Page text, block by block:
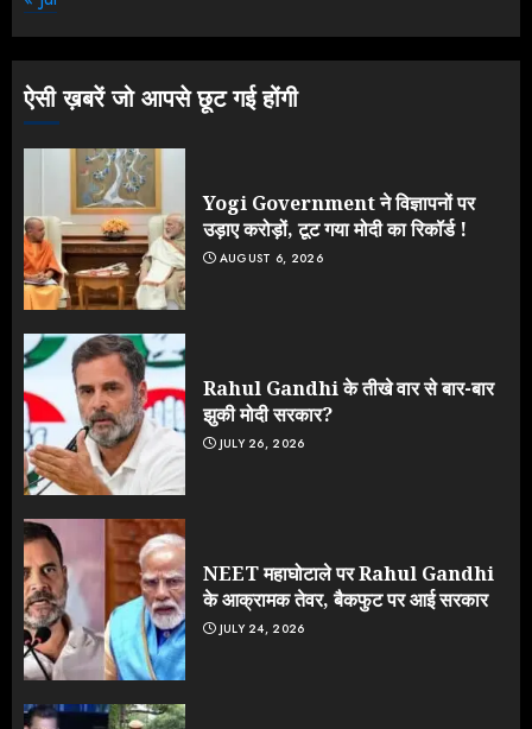
3
ऐसी ख़बरें जो आपसे छूट गई होंगी
Yogi Government ने विज्ञापनों पर
उड़ाए करोड़ों, टूट गया मोदी का रिकॉर्ड !
AUGUST 6, 2026
Rahul Gandhi के तीखे वार से बार-बार
झुकी मोदी सरकार?
JULY 26, 2026
NEET महाघोटाले पर Rahul Gandhi
के आक्रामक तेवर, बैकफुट पर आई सरकार
JULY 24, 2026